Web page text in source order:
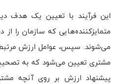
این فرآیند با تعیین یک هدف
متمایزکننده‌هایی که سازمان را
می‌شوند. سپس، عوامل ارزش مرتبط
مشتری تعیین می‌شود که به
پیشنهاد ارزش بر روی آنچه